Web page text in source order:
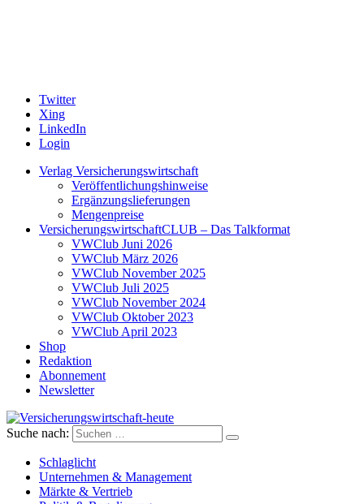
Twitter
Xing
LinkedIn
Login
Verlag Versicherungswirtschaft
Veröffentlichungshinweise
Ergänzungslieferungen
Mengenpreise
VersicherungswirtschaftCLUB – Das Talkformat
VWClub Juni 2026
VWClub März 2026
VWClub November 2025
VWClub Juli 2025
VWClub November 2024
VWClub Oktober 2023
VWClub April 2023
Shop
Redaktion
Abonnement
Newsletter
Versicherungswirtschaft-heute
Suche nach:
Schlaglicht
Unternehmen & Management
Märkte & Vertrieb